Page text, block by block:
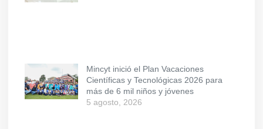
Mincyt inició el Plan Vacaciones
Científicas y Tecnológicas 2026 para
más de 6 mil niños y jóvenes
5 agosto, 2026